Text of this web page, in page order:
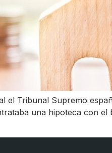
el Tribunal Supremo
una hipoteca con